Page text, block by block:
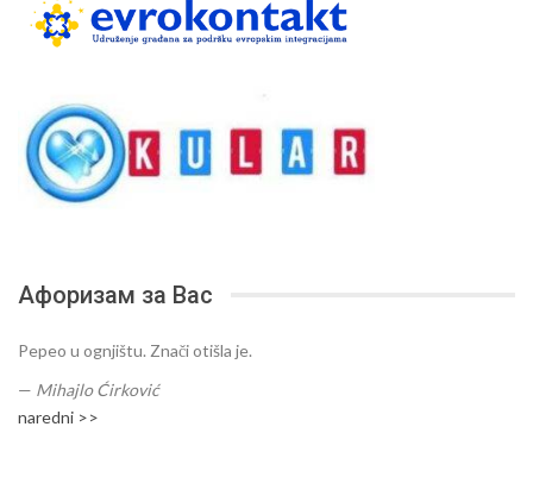
Афоризам за Вас
Pepeo u ognjištu. Znači otišla je.
— Mihajlo Ćirković
naredni >>